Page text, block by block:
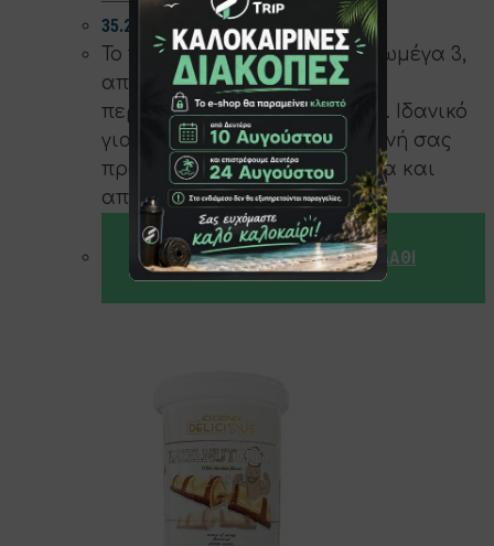
35.20
Το πιο πλήρες συμπλήρωμα ωμέγα 3,
αποτελείται από υψηλή
περιεκτικότητα EPA και DHA. Ιδανικό
για να παρέχει την καθημερινή σας
πρόσληψη σε ωμέγα 3 εύκολα και
απλά
ΠΡΟΣΘΉΚΗ ΣΤΟ ΚΑΛΆΘΙ